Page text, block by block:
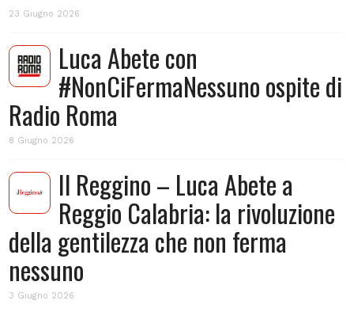
23 Giugno 2026
Luca Abete con
#NonCiFermaNessuno ospite di
Radio Roma
8 Giugno 2026
Il Reggino – Luca Abete a
Reggio Calabria: la rivoluzione
della gentilezza che non ferma
nessuno
3 Giugno 2026